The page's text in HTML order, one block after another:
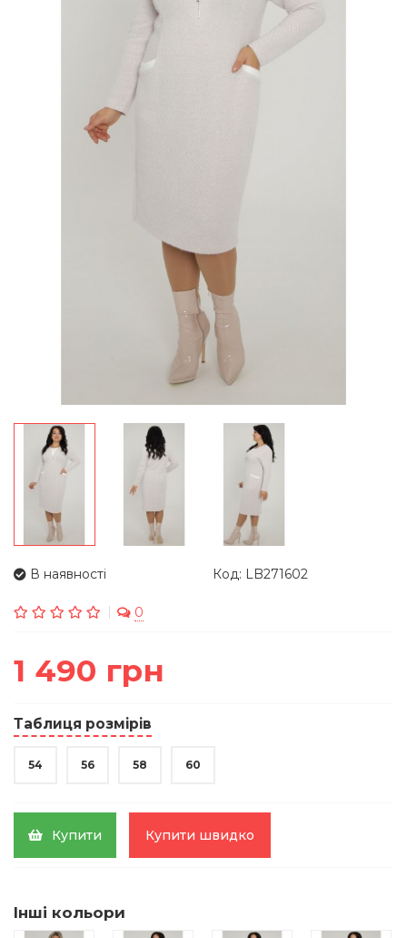
В наявності Код: LB271602
0
1 490 грн
Таблиця розмірів
54 56 58 60
Купити Купити швидко
Інші кольори